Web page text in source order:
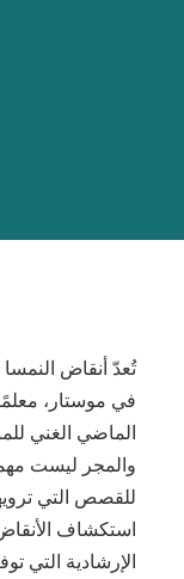
تُعدّ أنقاض
في موستار،
الماضي الغني
والمجر ليست
للقصص التي
استكشاف
الإرشادية التي